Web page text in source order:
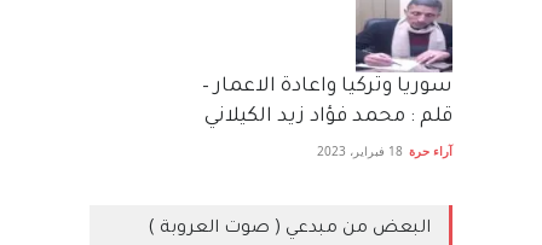
سوريا وتركيا واعادة الاعمار –
قلم : محمد فؤاد زيد الكيلاني
آراء حرة 18 فبراير، 2023
البعض من مبدعي ( صوت العروبة )